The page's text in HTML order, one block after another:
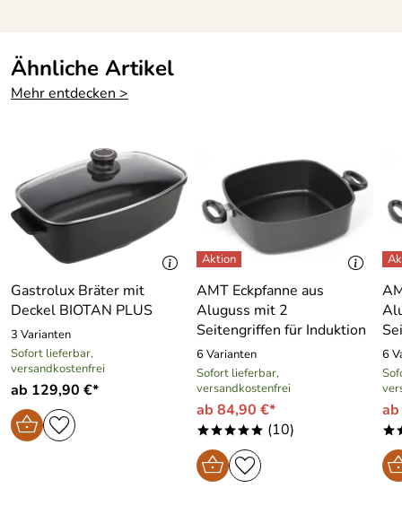
Ähnliche Artikel
Mehr entdecken >
Gastrolux Bräter mit
Deckel BIOTAN PLUS
3 Varianten
Sofort lieferbar,
versandkostenfrei
ab 129,90 €*
AMT Eckpfanne aus
Aluguss mit 2
Seitengriffen für Induktion
6 Varianten
Sofort lieferbar,
versandkostenfrei
ab 84,90 €*
***** (10)
6